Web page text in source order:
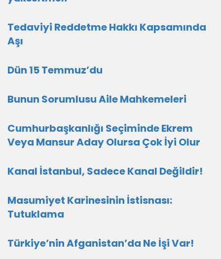
Tedaviyi Reddetme Hakkı Kapsamında
Aşı
Dün 15 Temmuz’du
Bunun Sorumlusu Aile Mahkemeleri
Cumhurbaşkanlığı Seçiminde Ekrem
Veya Mansur Aday Olursa Çok İyi Olur
Kanal İstanbul, Sadece Kanal Değildir!
Masumiyet Karinesinin İstisnası:
Tutuklama
Türkiye’nin Afganistan’da Ne İşi Var!